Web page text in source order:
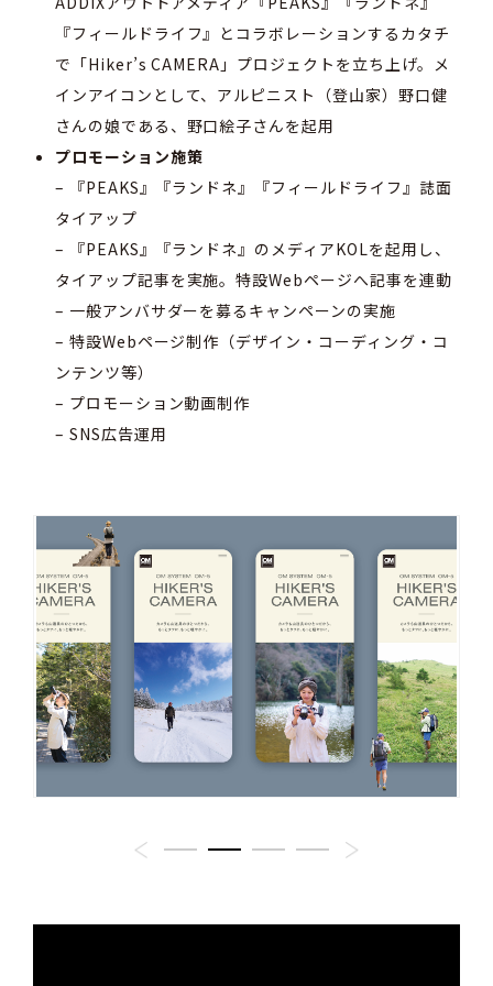
『フィールドライフ』とコラボレーションするカタチ
で「Hiker’s CAMERA」プロジェクトを立ち上げ。メ
インアイコンとして、アルピニスト（登山家）野口健
さんの娘である、野口絵子さんを起用
プロモーション施策
– 『PEAKS』『ランドネ』『フィールドライフ』誌面
タイアップ
– 『PEAKS』『ランドネ』のメディアKOLを起用し、
タイアップ記事を実施。特設Webページへ記事を連動
– 一般アンバサダーを募るキャンペーンの実施
– 特設Webページ制作（デザイン・コーディング・コ
ンテンツ等）
– プロモーション動画制作
– SNS広告運用